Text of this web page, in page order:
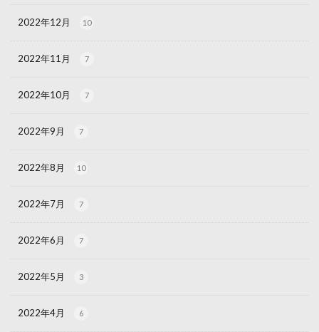
2022年12月 10
2022年11月 7
2022年10月 7
2022年9月 7
2022年8月 10
2022年7月 7
2022年6月 7
2022年5月 3
2022年4月 6